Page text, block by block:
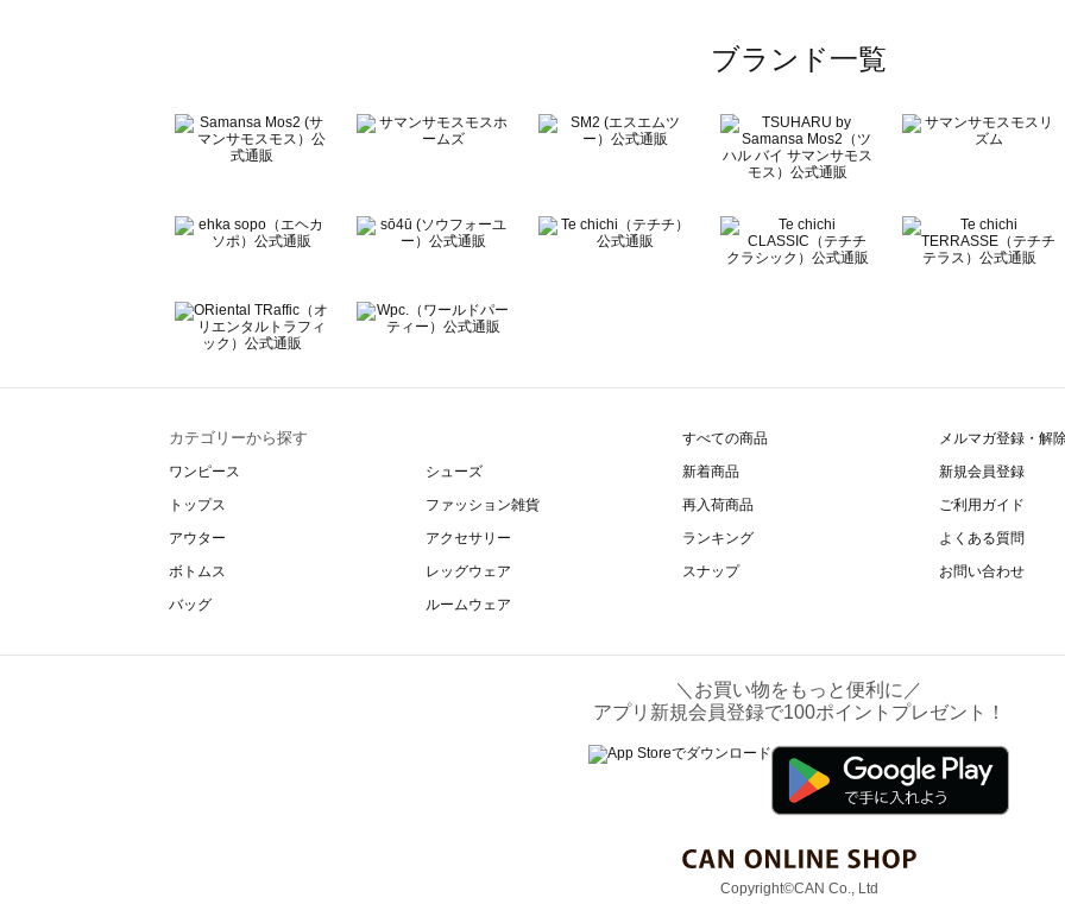
BETTY'S BLUE（べティーズブルー）のシャツ・ブラウス一覧
Wpc.（ワールドパーティー）のシャツ・ブラウス一覧
ブランド一覧
カテゴリーから探す
ワンピース
トップス
アウター
ボトムス
バッグ
シューズ
ファッション雑貨
アクセサリー
レッグウェア
ルームウェア
すべての商品
新着商品
再入荷商品
ランキング
スナップ
メルマガ登録・解
新規会員登録
ご利用ガイド
よくある質問
お問い合わせ
＼お買い物をもっと便利に／
アプリ新規会員登録で100ポイントプレゼント！
Copyright©CAN Co., Ltd